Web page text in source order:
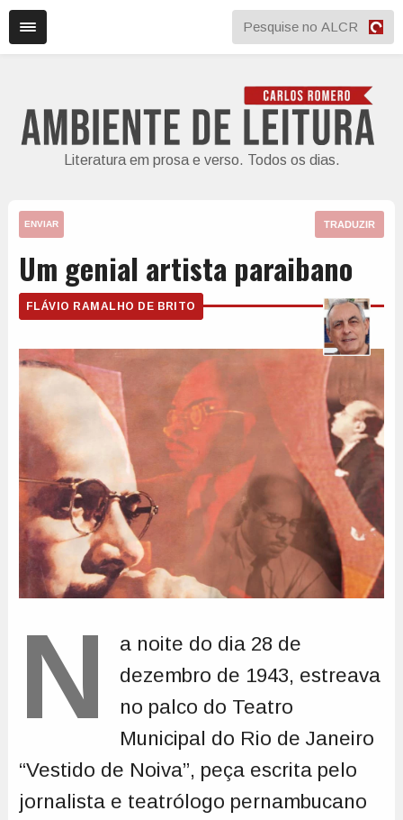
Literatura em prosa e verso. Todos os dias.
ENVIAR TRADUZIR
Um genial artista paraibano
FLÁVIO RAMALHO DE BRITO
N
a noite do dia 28 de
dezembro de 1943, estreava
no palco do Teatro
Municipal do Rio de Janeiro
“Vestido de Noiva”, peça escrita pelo
jornalista e teatrólogo pernambucano